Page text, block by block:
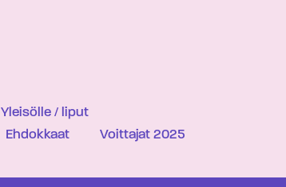
Yleisölle / liput
Ehdokkaat
Voittajat 2025